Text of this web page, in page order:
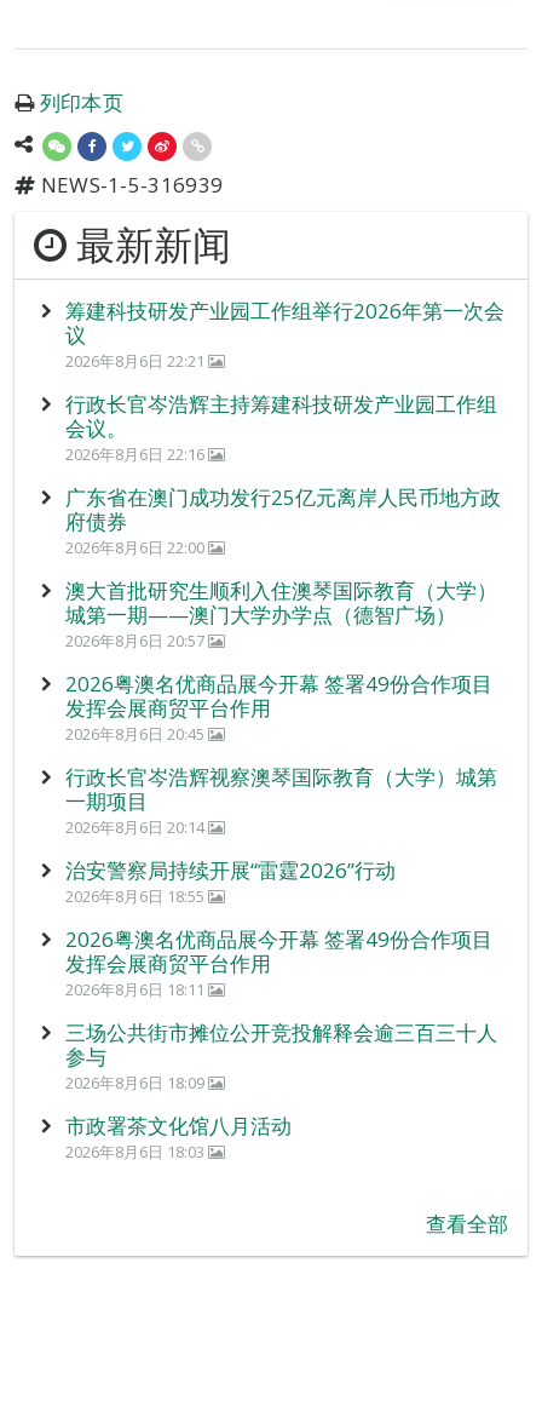
列印本页
NEWS-1-5-316939
最新新闻
筹建科技研发产业园工作组举行2026年第一次会
议
2026年8月6日 22:21
行政长官岑浩辉主持筹建科技研发产业园工作组
会议。
2026年8月6日 22:16
广东省在澳门成功发行25亿元离岸人民币地方政
府债券
2026年8月6日 22:00
澳大首批研究生顺利入住澳琴国际教育（大学）
城第一期——澳门大学办学点（德智广场）
2026年8月6日 20:57
2026粤澳名优商品展今开幕 签署49份合作项目
发挥会展商贸平台作用
2026年8月6日 20:45
行政长官岑浩辉视察澳琴国际教育（大学）城第
一期项目
2026年8月6日 20:14
治安警察局持续开展“雷霆2026”行动
2026年8月6日 18:55
2026粤澳名优商品展今开幕 签署49份合作项目
发挥会展商贸平台作用
2026年8月6日 18:11
三场公共街市摊位公开竞投解释会逾三百三十人
参与
2026年8月6日 18:09
市政署茶文化馆八月活动
2026年8月6日 18:03
查看全部